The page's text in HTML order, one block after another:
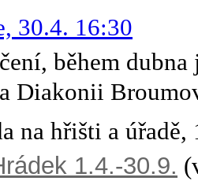
30.4. 16:30
během
Diakonii
na hřišti a úřadě,
1.4.-30.9.